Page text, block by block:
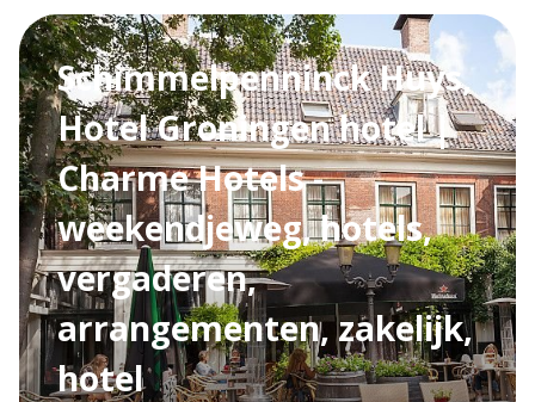
Schimmelpenninck Huys,
Hotel Groningen hotel |
Charme Hotels -
weekendjeweg, hotels,
vergaderen,
arrangementen, zakelijk,
hotel